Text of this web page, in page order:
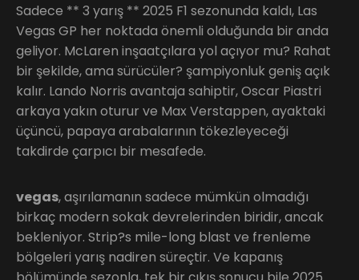
Sadece ** 3 yarış ** 2025 F1 sezonunda kaldı, Las
Vegas GP her noktada önemli olduğunda bir anda
geliyor. McLaren inşaatçılara yol açıyor mu? Rahat
bir şekilde, ama sürücüler? şampiyonluk geniş açık
kalır. Lando Norris avantaja sahiptir, Oscar Piastri
arkaya yakın oturur ve Max Verstappen, ayaktaki
üçüncü, papaya arabalarının tökezleyeceği
takdirde çarpıcı bir mesafede.
vegas, aşırılamanın sadece mümkün olmadığı
birkaç modern sokak devrelerinden biridir, ancak
bekleniyor. Strip?s mile-long blast ve frenleme
bölgeleri yarış nadiren süreçtir. Ve kapanış